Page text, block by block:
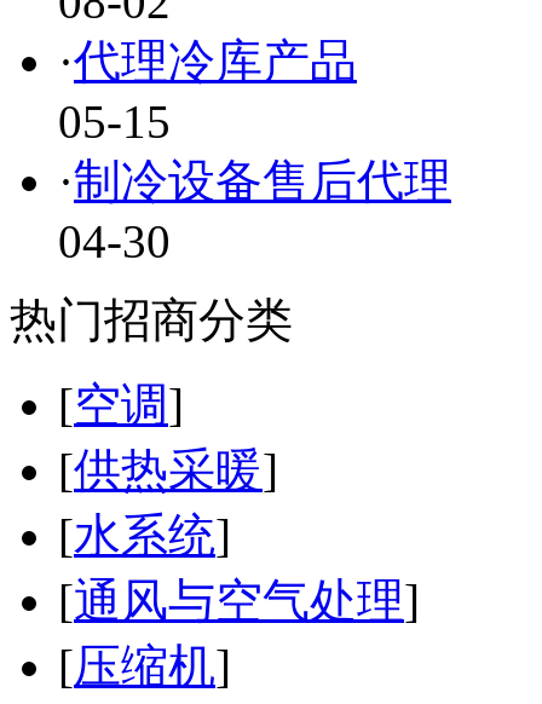
·代理冷库产品
05-15
·制冷设备售后代理
04-30
热门招商分类
[空调]
[供热采暖]
[水系统]
[通风与空气处理]
[压缩机]